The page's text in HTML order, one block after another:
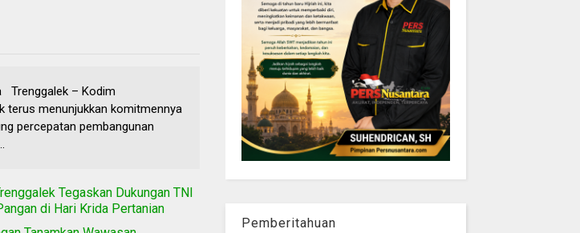
Trenggalek – Kodim
terus menunjukkan komitmennya
percepatan pembangunan
Tegaskan Dukungan TNI
di Hari Krida Pertanian
Pemberitahuan